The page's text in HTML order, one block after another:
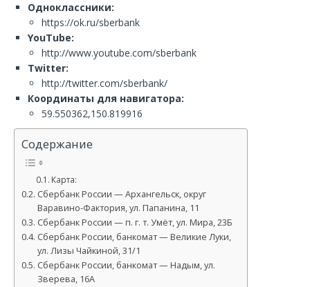
Одноклассники:
https://ok.ru/sberbank
YouTube:
http://www.youtube.com/sberbank
Twitter:
http://twitter.com/sberbank/
Координаты для навигатора:
59.550362,150.819916
Содержание
Карта:
Сбербанк России — Архангельск, округ
Варавино-Фактория, ул. Папанина, 11
Сбербанк России — п. г. т. Умёт, ул. Мира, 23Б
Сбербанк России, банкомат — Великие Луки,
ул. Лизы Чайкиной, 31/1
Сбербанк России, банкомат — Надым, ул.
Зверева, 16А